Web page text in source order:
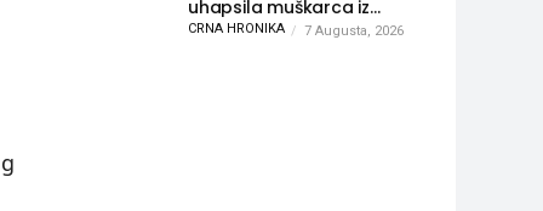
uhapsila muškarca iz
Hercegovine
CRNA HRONIKA 7 Augusta, 2026